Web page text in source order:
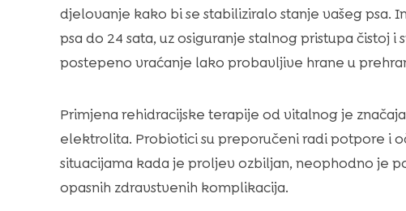
djelovanje kako bi se stabiliziralo stanje vašeg psa.
psa do 24 sata, uz osiguranje stalnog pristupa čistoj
postepeno vraćanje lako probavljive hrane u
Primjena rehidracijske terapije od vitalnog je
elektrolita. Probiotici su preporučeni radi potpore i
situacijama kada je proljev ozbiljan, neophodno je
opasnih zdravstvenih komplikacija.